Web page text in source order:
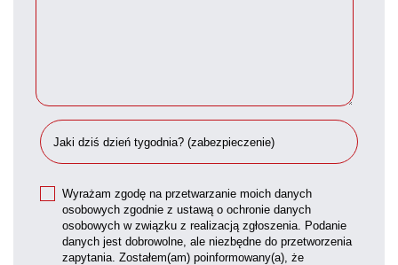
Wyrażam zgodę na przetwarzanie moich danych
osobowych zgodnie z ustawą o ochronie danych
osobowych w związku z realizacją zgłoszenia. Podanie
danych jest dobrowolne, ale niezbędne do przetworzenia
zapytania. Zostałem(am) poinformowany(a), że